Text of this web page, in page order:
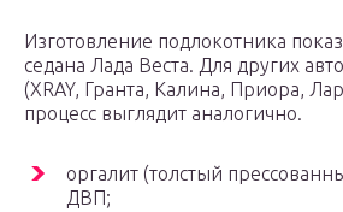
Изготовление подлокотника
седана Лада Веста. Для других
(XRAY, Гранта, Калина, Приора,
процесс выглядит аналогично.
оргалит (толстый
ДВП;